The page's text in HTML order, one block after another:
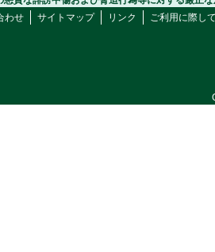
わせ
サイトマップ リンク ご利用に際し